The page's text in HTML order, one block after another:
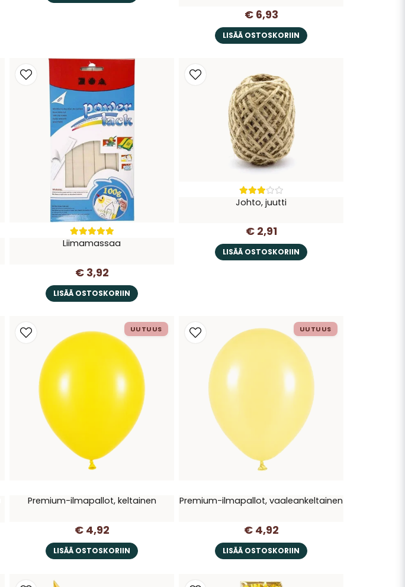
€ 6,93
LISÄÄ OSTOSKORIIN
Liimamassaa
€ 3,92
LISÄÄ OSTOSKORIIN
Johto, juutti
€ 2,91
LISÄÄ OSTOSKORIIN
Premium-ilmapallot, keltainen
€ 4,92
LISÄÄ OSTOSKORIIN
UUTUUS
Premium-ilmapallot, vaaleankeltainen
€ 4,92
LISÄÄ OSTOSKORIIN
UUTUUS